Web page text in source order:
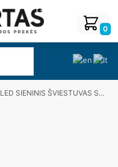
0
LED SIENINIS ŠVIESTUVAS SMART + CAMERA, IP44, 16W, LEDVANCE